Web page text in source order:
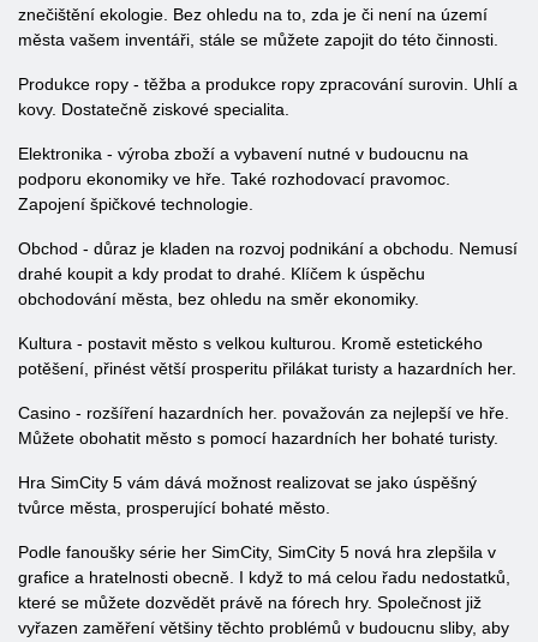
znečištění ekologie. Bez ohledu na to, zda je či není na území
města vašem inventáři, stále se můžete zapojit do této činnosti.
Produkce ropy - těžba a produkce ropy zpracování surovin. Uhlí a
kovy. Dostatečně ziskové specialita.
Elektronika - výroba zboží a vybavení nutné v budoucnu na
podporu ekonomiky ve hře. Také rozhodovací pravomoc.
Zapojení špičkové technologie.
Obchod - důraz je kladen na rozvoj podnikání a obchodu. Nemusí
drahé koupit a kdy prodat to drahé. Klíčem k úspěchu
obchodování města, bez ohledu na směr ekonomiky.
Kultura - postavit město s velkou kulturou. Kromě estetického
potěšení, přinést větší prosperitu přilákat turisty a hazardních her.
Casino - rozšíření hazardních her. považován za nejlepší ve hře.
Můžete obohatit město s pomocí hazardních her bohaté turisty.
Hra SimCity 5 vám dává možnost realizovat se jako úspěšný
tvůrce města, prosperující bohaté město.
Podle fanoušky série her SimCity, SimCity 5 nová hra zlepšila v
grafice a hratelnosti obecně. I když to má celou řadu nedostatků,
které se můžete dozvědět právě na fórech hry. Společnost již
vyřazen zaměření většiny těchto problémů v budoucnu sliby, aby